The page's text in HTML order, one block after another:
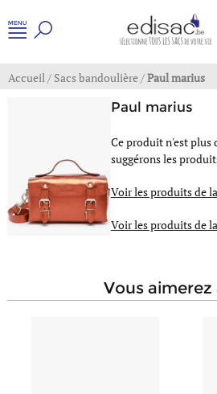
Accueil/ Sacs bandoulière/Paul marius
Paul marius
Ce produit n'est plus
suggérons les
Voir les produits de
Voir les produits de
vous